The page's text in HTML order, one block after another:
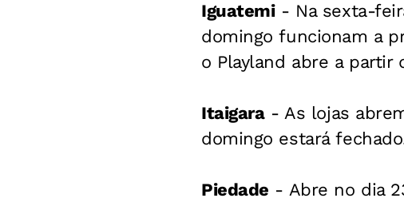
Iguatemi- Na sexta-
domingo funcionam a
o Playland abre a partir
Itaigara- As lojas
domingo estará
Piedade - Abre no dia